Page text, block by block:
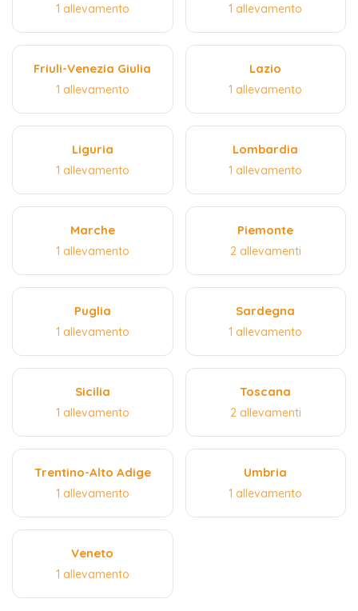
1 allevamento 1 allevamento
Friuli-Venezia Giulia
1 allevamento
Lazio
1 allevamento
Liguria
1 allevamento
Lombardia
1 allevamento
Marche
1 allevamento
Piemonte
2 allevamenti
Puglia
1 allevamento
Sardegna
1 allevamento
Sicilia
1 allevamento
Toscana
2 allevamenti
Trentino-Alto Adige
1 allevamento
Umbria
1 allevamento
Veneto
1 allevamento